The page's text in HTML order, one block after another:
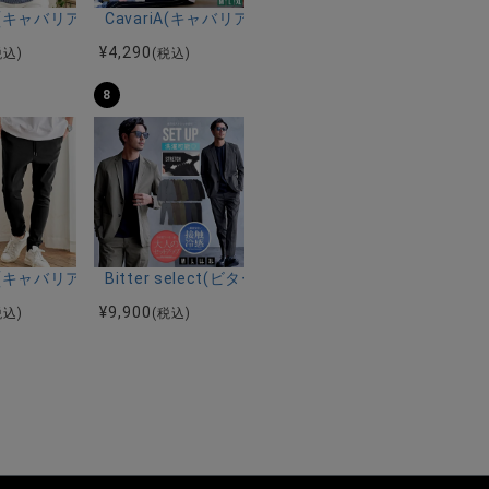
ハーフスリーブニット/全12色
イージーロングパンツ/全5色
ャバリア)パナマ織り7分袖カプリシャツ/全9色
)
CavariA(キャバリア)コットンリネンホリゾンタルカ
¥4,290 (税込)
バンドカラー半袖シャツ＆イージーパンツ/全2色
袖Tシャツ/全4色
ャバリア)ストレッチジョッパーパンツ/全4色
)
8
Bitter select(ビターセレクト)接触冷感スーパース
¥9,900 (税込)